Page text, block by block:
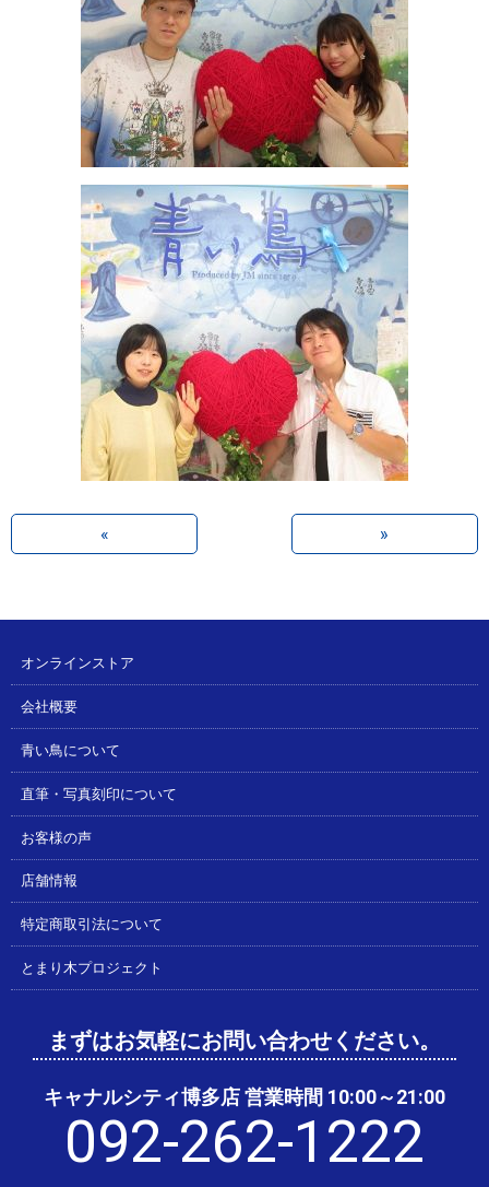
« »
オンラインストア
会社概要
青い鳥について
直筆・写真刻印について
お客様の声
店舗情報
特定商取引法について
とまり木プロジェクト
まずはお気軽にお問い合わせください。
キャナルシティ博多店 営業時間 10:00～21:00
092-262-1222